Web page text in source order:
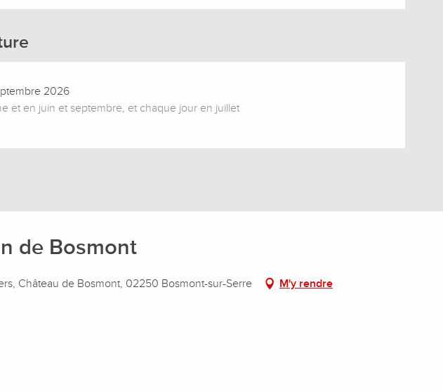
2026
et en juin et septembre, et chaque jour en juillet
de Bosmont
Château de Bosmont, 02250 Bosmont-sur-Serre M'y rendre